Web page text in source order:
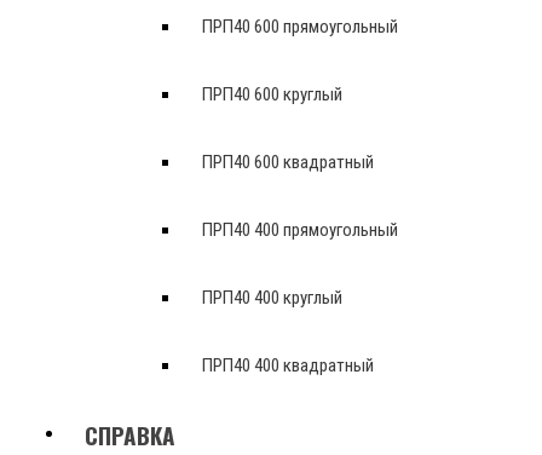
ПРП40 600 прямоугольный
ПРП40 600 круглый
ПРП40 600 квадратный
ПРП40 400 прямоугольный
ПРП40 400 круглый
ПРП40 400 квадратный
СПРАВКА